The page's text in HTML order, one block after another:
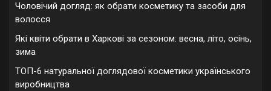
Чоловічий догляд: як обрати косметику та засоби для
волосся
Які квіти обрати в Харкові за сезоном: весна, літо, осінь,
зима
ТОП-6 натуральної доглядової косметики українського
виробництва